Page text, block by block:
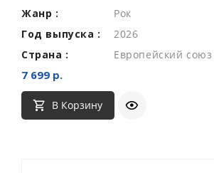
Жанр :
Рок
Год выпуска :
2026
Страна :
Европейский союз
7 699 р.
В Корзину